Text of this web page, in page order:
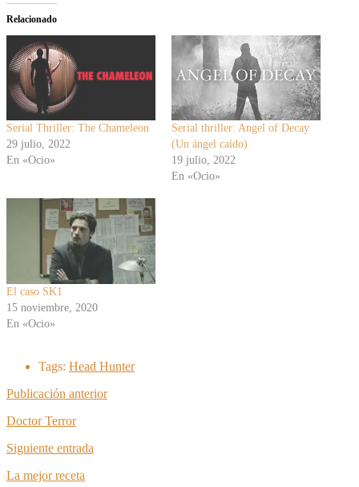
Relacionado
Serial Thriller: The Chameleon
29 julio, 2022
En «Ocio»
Serial thriller: Angel of Decay
(Un ángel caído)
19 julio, 2022
En «Ocio»
El caso SK1
15 noviembre, 2020
En «Ocio»
Tags: Head Hunter
Publicación anterior
Doctor Terror
Siguiente entrada
La mejor receta